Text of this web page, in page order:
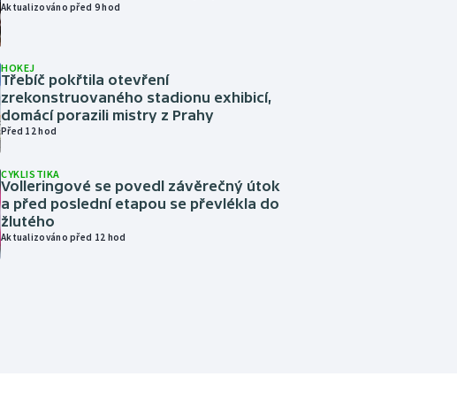
Aktualizováno před 9 hod
HOKEJ
Třebíč pokřtila otevření
zrekonstruovaného stadionu exhibicí,
domácí porazili mistry z Prahy
Před 12 hod
CYKLISTIKA
Volleringové se povedl závěrečný útok
a před poslední etapou se převlékla do
žlutého
Aktualizováno před 12 hod